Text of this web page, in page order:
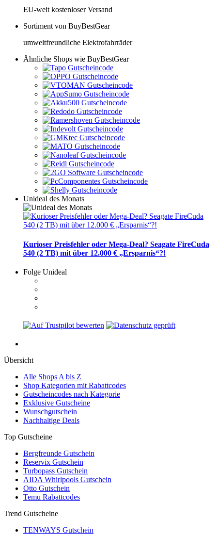
EU-weit kostenloser Versand
Sortiment von BuyBestGear
umweltfreundliche Elektrofahrräder
Ähnliche Shops wie BuyBestGear
Unideal des Monats
Kurioser Preisfehler oder Mega-Deal? Seagate FireCuda
540 (2 TB) mit über 12.000 € „Ersparnis“?!
Folge Unideal
Übersicht
Alle Shops A bis Z
Shop Kategorien mit Rabattcodes
Gutscheincodes nach Kategorie
Exklusive Gutscheine
Wunschgutschein
Nachhaltige Deals
Top Gutscheine
Bergfreunde Gutschein
Reservix Gutschein
Turbopass Gutschein
AIDA Whirlpools Gutschein
Otto Gutschein
Temu Rabattcodes
Trend Gutscheine
TENWAYS Gutschein